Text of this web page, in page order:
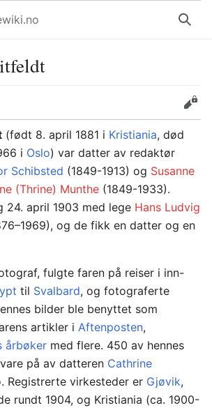
Søk
Rediger
(født 8. april 1881 i Kristiania, død
i Oslo) var datter av redaktør
Schibsted (1849-1913) og Susanne
(Thrine) Munthe (1849-1933).
24. april 1903 med lege Hans Ludvig
og de fikk en datter og en
fulgte faren på reiser i inn-
til Svalbard, og fotograferte
bilder ble benyttet som
artikler i Aftenposten,
årbøker med flere. 450 av hennes
på av datteren Cathrine
Registrerte virkesteder er Gjøvik,
rundt 1904, og Kristiania (ca. 1900-